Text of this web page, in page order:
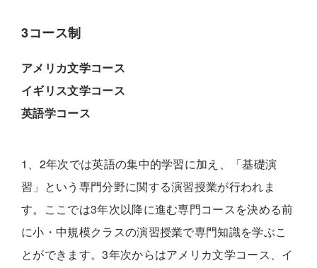
3コース制
アメリカ文学コース
イギリス文学コース
英語学コース
1、2年次では英語の集中的学習に加え、「基礎演
習」という専門分野に関する演習授業が行われま
す。ここでは3年次以降に進む専門コースを決める前
に小・中規模クラスの演習授業で専門知識を学ぶこ
とができます。3年次からはアメリカ文学コース、イ